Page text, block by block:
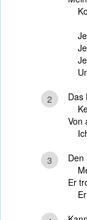
2
Das
Von
3
Den
Er